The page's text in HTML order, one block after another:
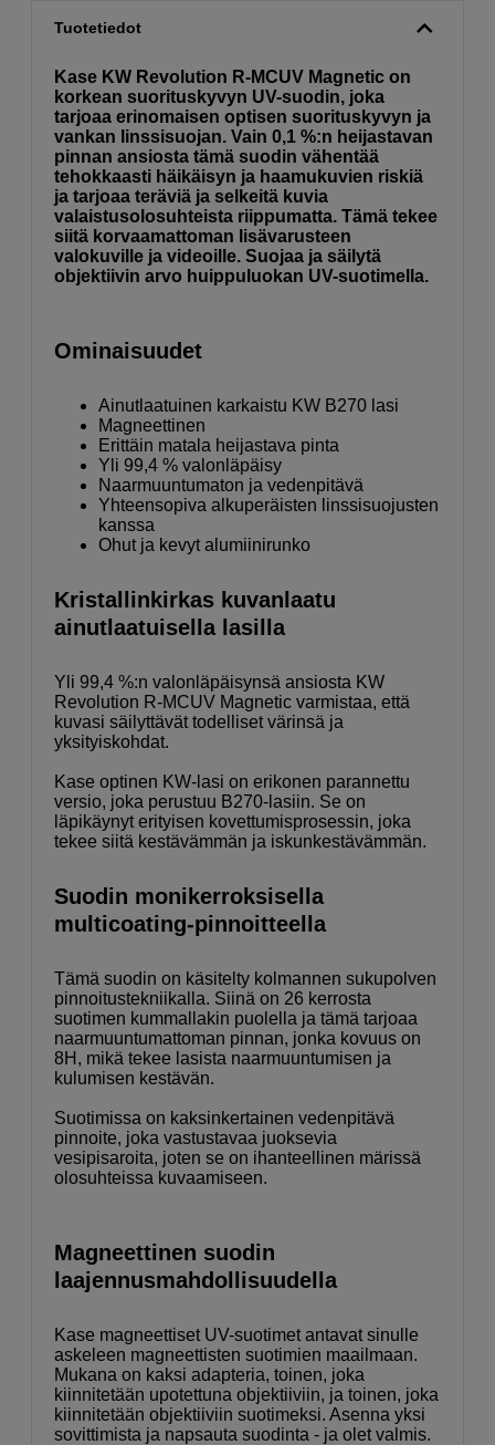
Tuotetiedot
Kase KW Revolution R-MCUV Magnetic on
korkean suorituskyvyn UV-suodin, joka
tarjoaa erinomaisen optisen suorituskyvyn ja
vankan linssisuojan. Vain 0,1 %:n heijastavan
pinnan ansiosta tämä suodin vähentää
tehokkaasti häikäisyn ja haamukuvien riskiä
ja tarjoaa teräviä ja selkeitä kuvia
valaistusolosuhteista riippumatta. Tämä tekee
siitä korvaamattoman lisävarusteen
valokuville ja videoille. Suojaa ja säilytä
objektiivin arvo huippuluokan UV-suotimella.
Ominaisuudet
Ainutlaatuinen karkaistu KW B270 lasi
Magneettinen
Erittäin matala heijastava pinta
Yli 99,4 % valonläpäisy
Naarmuuntumaton ja vedenpitävä
Yhteensopiva alkuperäisten linssisuojusten
kanssa
Ohut ja kevyt alumiinirunko
Kristallinkirkas kuvanlaatu
ainutlaatuisella lasilla
Yli 99,4 %:n valonläpäisynsä ansiosta KW
Revolution R-MCUV Magnetic varmistaa, että
kuvasi säilyttävät todelliset värinsä ja
yksityiskohdat.
Kase optinen KW-lasi on erikonen parannettu
versio, joka perustuu B270-lasiin. Se on
läpikäynyt erityisen kovettumisprosessin, joka
tekee siitä kestävämmän ja iskunkestävämmän.
Suodin monikerroksisella
multicoating-pinnoitteella
Tämä suodin on käsitelty kolmannen sukupolven
pinnoitustekniikalla. Siinä on 26 kerrosta
suotimen kummallakin puolella ja tämä tarjoaa
naarmuuntumattoman pinnan, jonka kovuus on
8H, mikä tekee lasista naarmuuntumisen ja
kulumisen kestävän.
Suotimissa on kaksinkertainen vedenpitävä
pinnoite, joka vastustavaa juoksevia
vesipisaroita, joten se on ihanteellinen märissä
olosuhteissa kuvaamiseen.
Magneettinen suodin
laajennusmahdollisuudella
Kase magneettiset UV-suotimet antavat sinulle
askeleen magneettisten suotimien maailmaan.
Mukana on kaksi adapteria, toinen, joka
kiinnitetään upotettuna objektiiviin, ja toinen, joka
kiinnitetään objektiiviin suotimeksi. Asenna yksi
sovittimista ja napsauta suodinta - ja olet valmis.